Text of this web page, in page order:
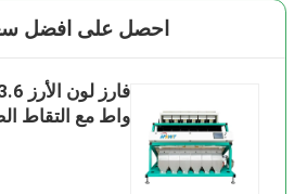
احصل على افضل
واط مع التقاط